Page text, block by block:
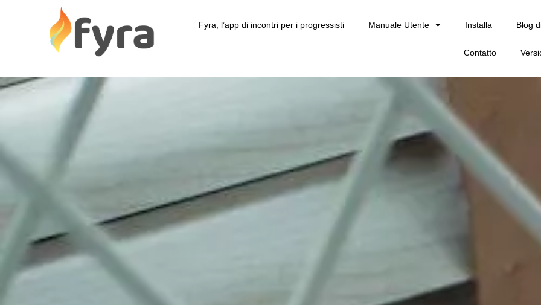
Fyra, l’app di incontri per i progressisti Manuale Utente Installa Blog
Contatto